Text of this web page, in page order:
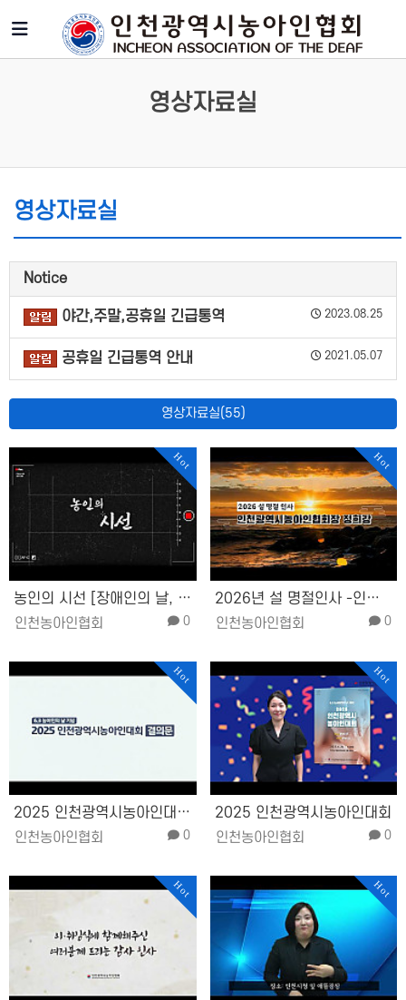
영상자료실
영상자료실
Notice
2023.08.25
야간,주말,공휴일 긴급통역
2021.05.07
공휴일 긴급통역 안내
영상자료실(55)
Hot
농인의 시선 [장애인의 날, 우리는 …
인천농아인협회
0
Hot
2026년 설 명절인사 -인천광역시농…
인천농아인협회
0
Hot
2025 인천광역시농아인대회 결의문
인천농아인협회
0
Hot
2025 인천광역시농아인대회
인천농아인협회
0
Hot Hot